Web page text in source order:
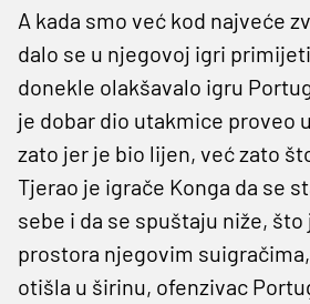
A kada smo već kod najveće
dalo se u njegovoj igri
donekle olakšavalo igru
je dobar dio utakmice proveo
zato jer je bio lijen, već zato
Tjerao je igrače Konga da se
sebe i da se spuštaju niže,
prostora njegovim
otišla u širinu, ofenzivac